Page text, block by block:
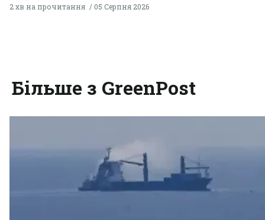
2 хв на прочитання 05 Серпня 2026
Більше з GreenPost